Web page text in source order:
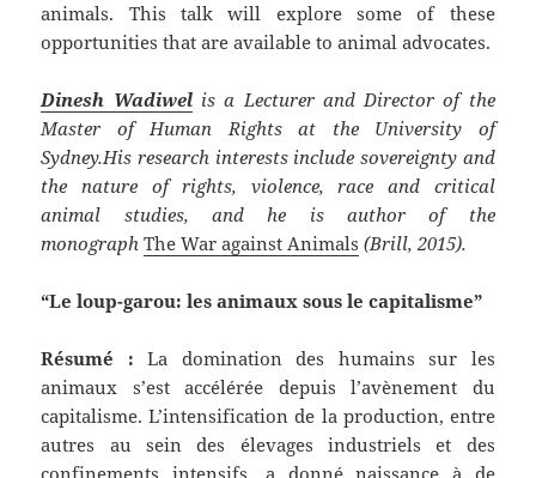
animals. This talk will explore some of these
opportunities that are available to animal advocates.
Dinesh Wadiwelis a Lecturer and Director of the
Master of Human Rights at the University of
Sydney.His research interests include sovereignty and
the nature of rights, violence, race and critical
animal studies, and he is author of the
monographThe War against Animals (Brill, 2015).
“Le loup-garou: les animaux sous le capitalisme”
Résumé : La domination des humains sur les
animaux s’est accélérée depuis l’avènement du
capitalisme. L’intensification de la production, entre
autres au sein des élevages industriels et des